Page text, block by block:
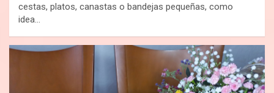
cestas, platos, canastas o bandejas pequeñas, como
idea…